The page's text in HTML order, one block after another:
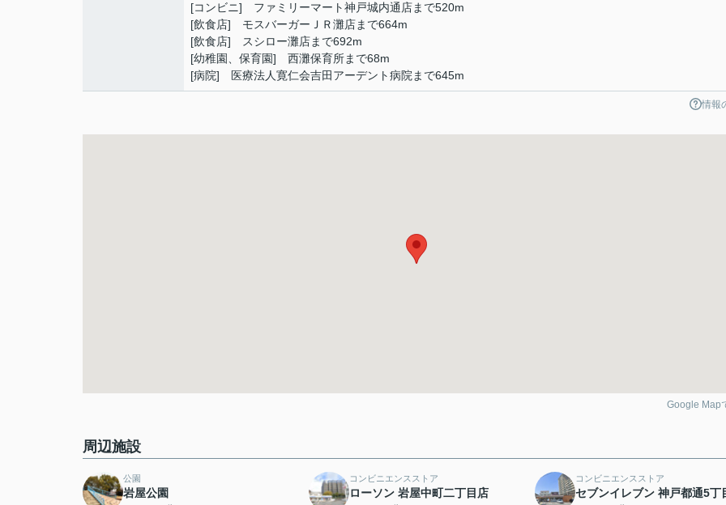
[コンビニ] ファミリーマート神戸城内通店まで520m
[飲食店] モスバーガーＪＲ灘店まで664m
[飲食店] スシロー灘店まで692m
[幼稚園、保育園] 西灘保育所まで68m
[病院] 医療法人寛仁会吉田アーデント病院まで645m
情報
Google Map
周辺施設
公園
岩屋公園
コンビニエンスストア
ローソン 岩屋中町二丁目店
コンビニエンスストア
セブンイレブン 神戸都通5丁